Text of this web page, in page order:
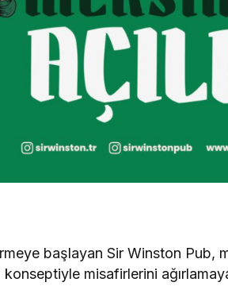
başlayan Sir Winston Pub,
misafirlerini